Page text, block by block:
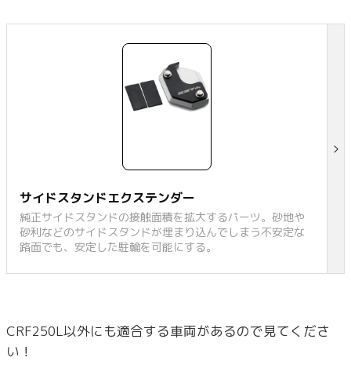
サイドスタンドエクステンダー
純正サイドスタンドの接触面積を拡大するパーツ。砂地や
砂利などのサイドスタンドが埋まり込んでしまう不安定な
路面でも、安定した駐輪を可能にする。
CRF250L以外にも適合する車両があるので見てくださ
い！